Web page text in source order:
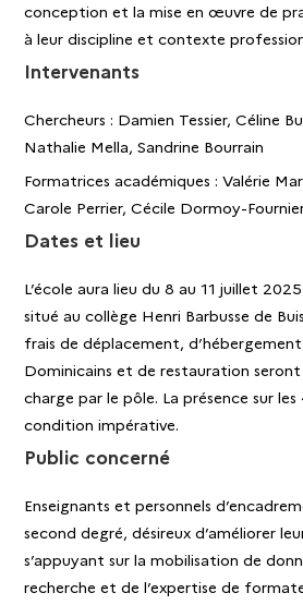
conception et la mise en œuvre de
à leur discipline et contexte
Intervenants
Chercheurs : Damien Tessier, Céline
Nathalie Mella, Sandrine Bourrain
Formatrices académiques : Valérie
Carole Perrier, Cécile Dormoy-
Dates et lieu
L’école aura lieu du 8 au 11 juillet
situé au collège Henri Barbusse de
frais de déplacement,
Dominicains et de restauration
charge par le pôle. La présence sur les
condition impérative.
Public concerné
Enseignants et personnels
second degré, désireux d’améliorer
s’appuyant sur la mobilisation de
recherche et de l’expertise de